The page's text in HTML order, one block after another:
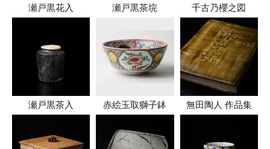
瀬戸黒花入 瀬戸黒茶垸 千古乃櫻之図
瀬戸黒茶入 赤絵玉取獅子鉢 無田陶人 作品集